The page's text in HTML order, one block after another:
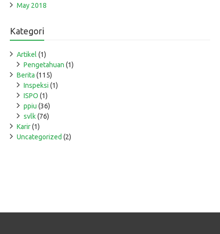
May 2018
Kategori
Artikel (1)
Pengetahuan (1)
Berita (115)
Inspeksi (1)
ISPO (1)
ppiu (36)
svlk(76)
Karir(1)
Uncategorized (2)